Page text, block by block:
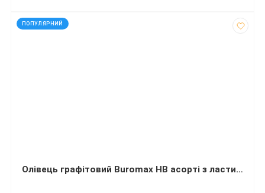
ПОПУЛЯРНИЙ
код: 751
Олівець графітовий Buromax НВ асорті з ластиком